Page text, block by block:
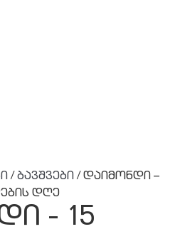
/ბავშვები / დაიმონდი –
დღე
- 15